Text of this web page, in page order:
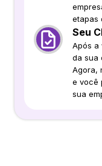
etapas
Seu
Após a
da sua
Agora,
e você
sua